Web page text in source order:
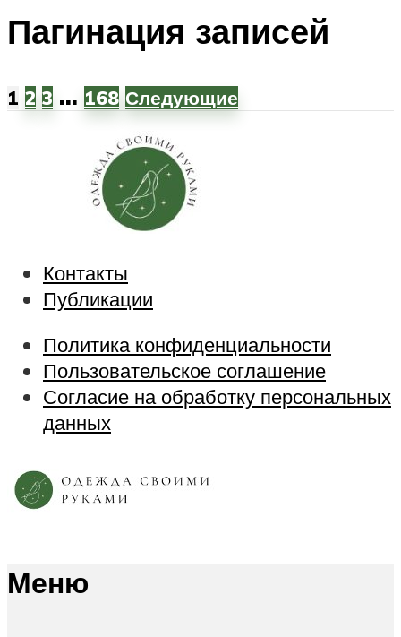
Пагинация записей
1 2 3 … 168 Следующие
Контакты
Публикации
Политика конфиденциальности
Пользовательское соглашение
Согласие на обработку персональных
данных
Меню